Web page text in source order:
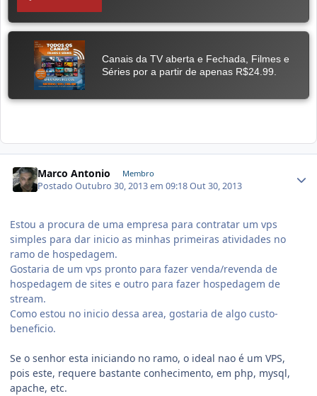
Marco Antonio Membro
PostadoOutubro 30, 2013 em 09:18Out 30, 2013
Estou a procura de uma empresa para contratar um vps
simples para dar inicio as minhas primeiras atividades no
ramo de hospedagem.
Gostaria de um vps pronto para fazer venda/revenda de
hospedagem de sites e outro para fazer hospedagem de
stream.
Como estou no inicio dessa area, gostaria de algo custo-
beneficio.
Se o senhor esta iniciando no ramo, o ideal nao é um VPS,
pois este, requere bastante conhecimento, em php, mysql,
apache, etc.